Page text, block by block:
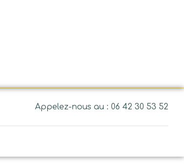
Appelez-nous au : 06 42 30 53 52